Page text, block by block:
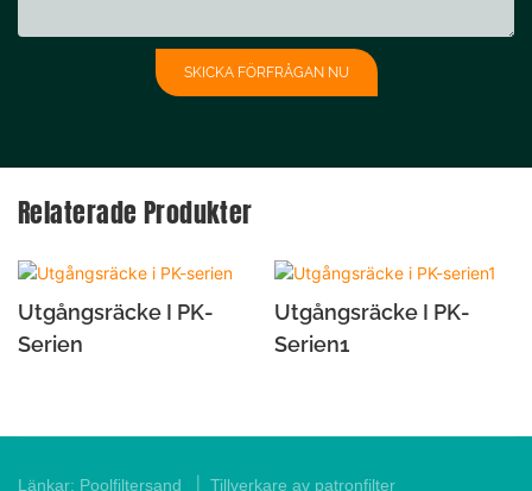
SKICKA FÖRFRÅGAN NU
Relaterade Produkter
Utgångsräcke I PK-
Serien
Utgångsräcke I PK-
Serien1
Länkar: Poolfiltersand Tillverkare av patronfilter